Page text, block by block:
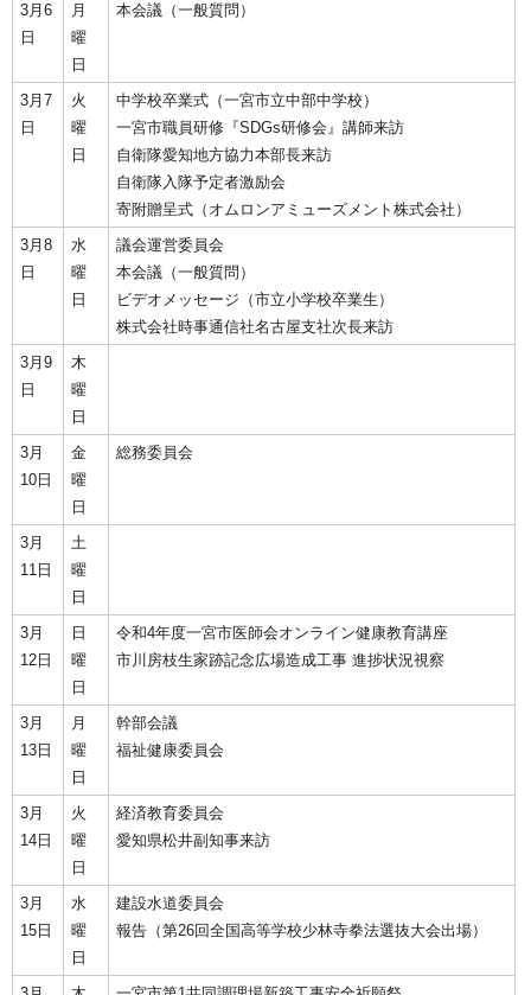
3月6
日
月
曜
日
本会議（一般質問）
3月7
日
火
曜
日
中学校卒業式（一宮市立中部中学校）
一宮市職員研修『SDGs研修会』講師来訪
自衛隊愛知地方協力本部長来訪
自衛隊入隊予定者激励会
寄附贈呈式（オムロンアミューズメント株式会社）
3月8
日
水
曜
日
議会運営委員会
本会議（一般質問）
ビデオメッセージ（市立小学校卒業生）
株式会社時事通信社名古屋支社次長来訪
3月9
日
木
曜
日
3月
10日
金
曜
日
総務委員会
3月
11日
土
曜
日
3月
12日
日
曜
日
令和4年度一宮市医師会オンライン健康教育講座
市川房枝生家跡記念広場造成工事 進捗状況視察
3月
13日
月
曜
日
幹部会議
福祉健康委員会
3月
14日
火
曜
日
経済教育委員会
愛知県松井副知事来訪
3月
15日
水
曜
日
建設水道委員会
報告（第26回全国高等学校少林寺拳法選抜大会出場）